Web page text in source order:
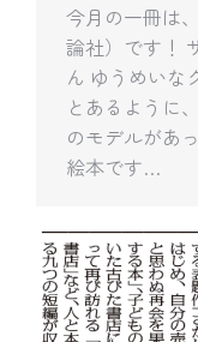
今月の一冊は
論社）です！
ん ゆうめいな
とあるように
のモデルがあ
絵本です…